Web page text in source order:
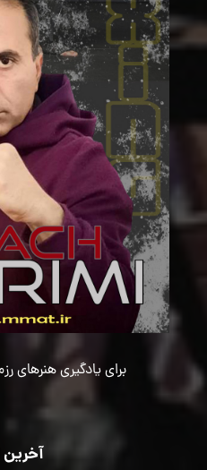
برای یادگیری هنرهای
آخرین